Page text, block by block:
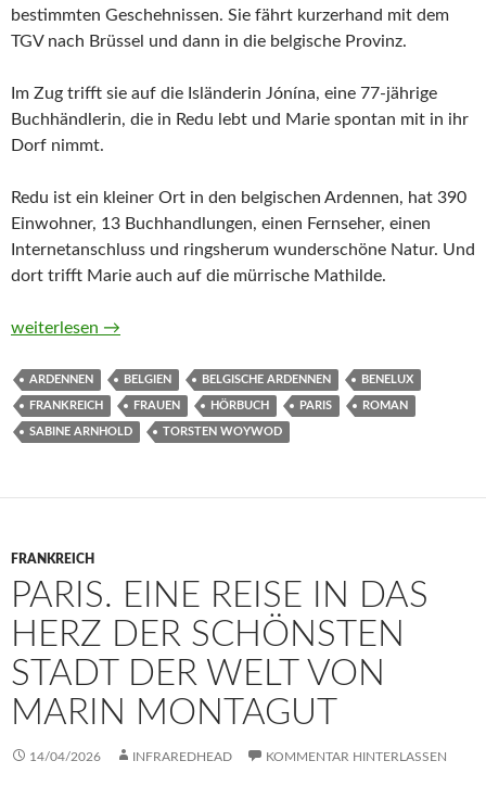
bestimmten Geschehnissen. Sie fährt kurzerhand mit dem
TGV nach Brüssel und dann in die belgische Provinz.
Im Zug trifft sie auf die Isländerin Jónína, eine 77‑jährige
Buchhändlerin, die in Redu lebt und Marie spontan mit in ihr
Dorf nimmt.
Redu ist ein kleiner Ort in den belgischen Ardennen, hat 390
Einwohner, 13 Buchhandlungen, einen Fernseher, einen
Internetanschluss und ringsherum wunderschöne Natur. Und
dort trifft Marie auch auf die mürrische Mathilde.
Mathilde und Marie von Torsten Woywod (Hörbuch)
weiterlesen →
ARDENNEN BELGIEN BELGISCHE ARDENNEN BENELUX
FRANKREICH FRAUEN HÖRBUCH PARIS ROMAN
SABINE ARNHOLD TORSTEN WOYWOD
FRANKREICH
PARIS. EINE REISE IN DAS
HERZ DER SCHÖNSTEN
STADT DER WELT VON
MARIN MONTAGUT
14/04/2026 INFRAREDHEAD KOMMENTAR HINTERLASSEN